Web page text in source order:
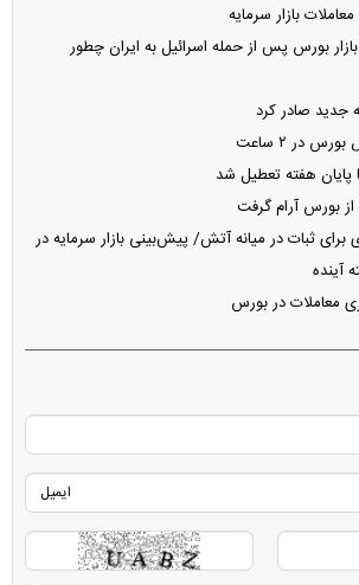
بازار سرمایه
بورس پس از حمله اسرائیل به ایران چطور
جدید صادر کرد
در ۲ ساعت
پایان هفته تعطیل شد
بورس آرام گرفت
ثبات در میانه آتش/ پیش‌بینی بازار سرمایه در
آینده
معاملات در بورس